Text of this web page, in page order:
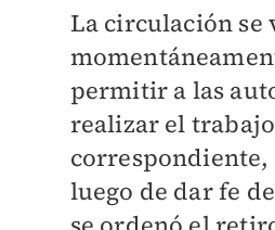
La circulación se
permitir a las
realizar el trabajo
correspondiente,
luego de dar fe